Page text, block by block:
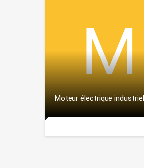
Moteur électrique industriel